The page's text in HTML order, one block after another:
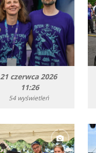
21 czerwca 2026
11:26
54 wyświetleń